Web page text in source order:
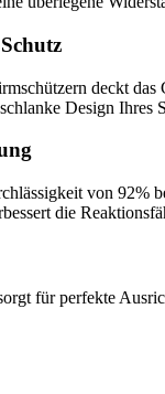
deckt
Design Ihres
von 92%
die
für perfekte